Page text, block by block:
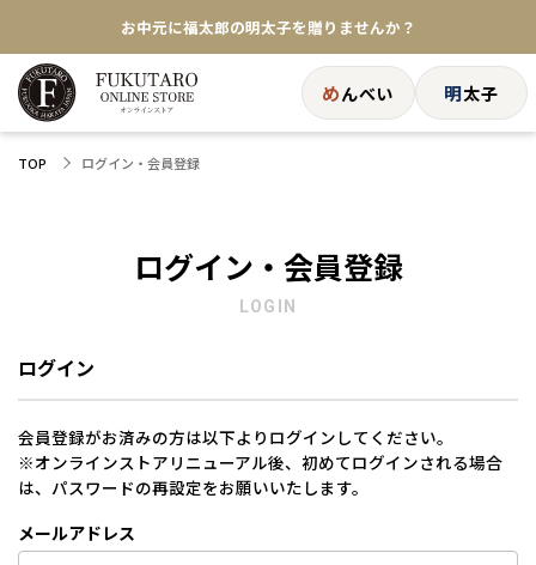
お中元に福太郎の明太子を贈りませんか？
★めんべい25周年記念商品が登場★
【色々な味を試したい方へ】ポストイン！めんべい
めんべい 明太子
TOP ログイン・会員登録
ログイン・会員登録
LOGIN
ログイン
会員登録がお済みの方は以下よりログインしてください。
※オンラインストアリニューアル後、初めてログインされる場合
は、パスワードの再設定をお願いいたします。
メールアドレス